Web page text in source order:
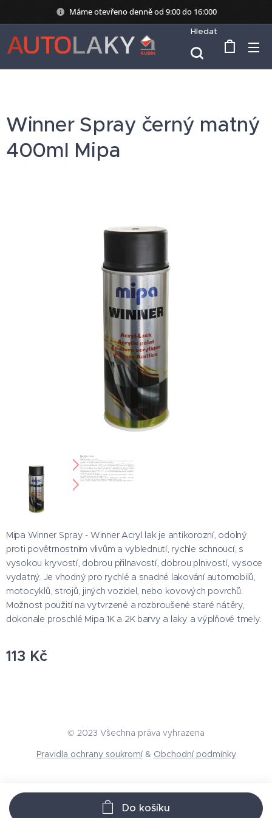
Máme otevřeno denně od 9:00 do 16:000
Hledat
Winner Spray černý matný
400ml Mipa
Mipa Winner Spray - Winner Acryl lak je antikorozní, odolný
proti povětrnostním vlivům a vyblednutí, rychle schnoucí, s
vysokou kryvostí, dobrou přilnavostí, dobrou plnivostí, vysoce
vydatný. Je vhodný pro rychlé a snadné lakování automobilů,
motocyklů, strojů, jiných vozidel, nebo kovových povrchů.
Možnost použití na vytvrzené a rozbroušené staré nátěry,
dokonale proschlé Mipa 1K a 2K barvy a laky a výplňové tmely.
113 Kč
Do košíku
© 2023 Všechna práva vyhrazena
Pravidla ochrany soukromí& Obchodní podmínky